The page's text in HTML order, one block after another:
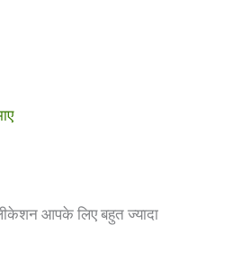
आपके लिए बहुत ज्यादा